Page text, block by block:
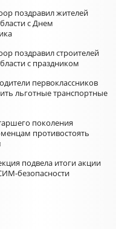
поздравил жителей
с Днем
поздравил строителей
с праздником
первоклассников
льготные транспортные
поколения
противостоять
подвела итоги акции
безопасности